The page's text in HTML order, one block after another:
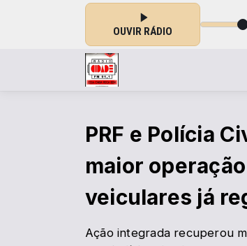
OUVIR RÁDIO
JORNALISMO das 10:00 às 11:30
PRF e Polícia
maior
veiculares já
Ação integrada recuperou